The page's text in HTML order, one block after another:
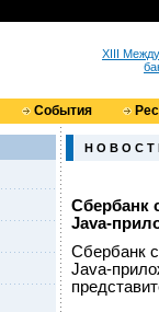
XIII
События
Н О В О С Т
Сбербанк
Java-
Сбербанк
Java-